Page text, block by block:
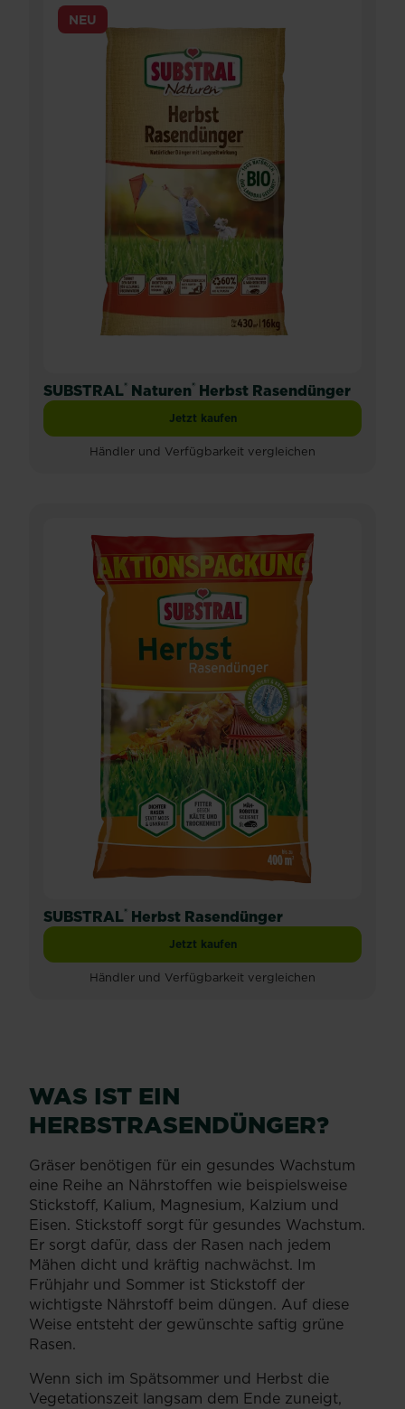
SUBSTRAL® Naturen® Herbst Rasendünger
Jetzt kaufenSUBSTRAL® Naturen® Herbst
Händler und Verfügbarkeit vergleichen
NEU
SUBSTRAL® Herbst Rasendünger
Jetzt kaufenSUBSTRAL® Herbst Rasendünger
Händler und Verfügbarkeit vergleichen
WAS IST EIN
HERBSTRASENDÜNGER?
Gräser benötigen für ein gesundes Wachstum
eine Reihe an Nährstoffen wie beispielsweise
Stickstoff, Kalium, Magnesium, Kalzium und
Eisen. Stickstoff sorgt für gesundes Wachstum.
Er sorgt dafür, dass der Rasen nach jedem
Mähen dicht und kräftig nachwächst. Im
Frühjahr und Sommer ist Stickstoff der
wichtigste Nährstoff beim düngen. Auf diese
Weise entsteht der gewünschte saftig grüne
Rasen.
Wenn sich im Spätsommer und Herbst die
Vegetationszeit langsam dem Ende zuneigt,